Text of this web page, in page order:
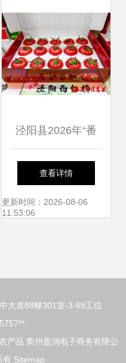
泾阳县2026年“番
茄领鲜 陕亮生
活”农产品产销对接
查看详情
更新时间：2026-08-06
11:53:06
大道88幢301室-3-68工位
农产品 衢州盈润电子商务有限公
有 Sitemap